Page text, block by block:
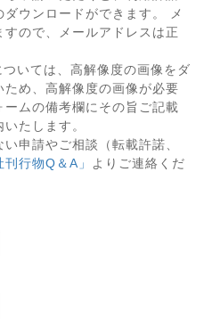
ウンロードができます。 メ
ので、メールアドレスは正
いては、高解像度の画像をダ
め、高解像度の画像が必要
ムの備考欄にその旨ご記載
たします。
申請やご相談（転載許諾、
刊行物Q＆A」
よりご連絡くだ